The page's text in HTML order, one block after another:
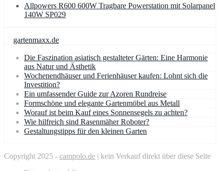
Allpowers R600 600W Tragbare Powerstation mit Solarpanel
140W SP029
gartenmaxx.de
Die Faszination asiatisch gestalteter Gärten: Eine Harmonie
aus Natur und Ästhetik
Wochenendhäuser und Ferienhäuser kaufen: Lohnt sich die
Investition?
Ein umfassender Guide zur Azoren Rundreise
Formschöne und elegante Gartenmöbel aus Metall
Worauf ist beim Kauf eines Sonnensegels zu achten?
Wie hilfreich sind Rasenmäher Roboter?
Gestaltungstipps für den kleinen Garten
Copyright 2025 - campolo.de | kein Verkauf direkt über diese Seite